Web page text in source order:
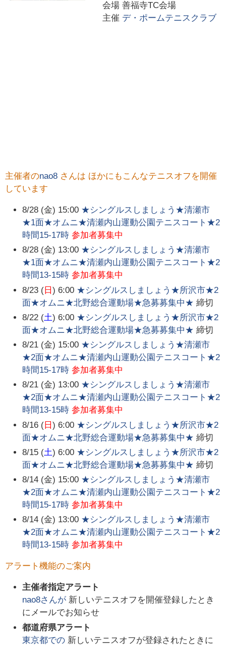
会場 善福寺TC会場
主催 デ・ポームテニスクラブ
主催者のnao8 さんは ほかにもこんなテニスオフを開催
しています
8/28 (金) 15:00 ★シングルスしましょう★清瀬市
★1面★オムニ★清瀬内山運動公園テニスコート★2
時間15-17時 参加者募集中
8/28 (金) 13:00 ★シングルスしましょう★清瀬市
★1面★オムニ★清瀬内山運動公園テニスコート★2
時間13-15時 参加者募集中
8/23 ( 日) 6:00 ★シングルスしましょう★所沢市★2
面★オムニ★北野総合運動場★急募募集中★ 締切
8/22 (土) 6:00 ★シングルスしましょう★所沢市★2
面★オムニ★北野総合運動場★急募募集中★ 締切
8/21 (金) 15:00 ★シングルスしましょう★清瀬市
★2面★オムニ★清瀬内山運動公園テニスコート★2
時間15-17時 参加者募集中
8/21 (金) 13:00 ★シングルスしましょう★清瀬市
★2面★オムニ★清瀬内山運動公園テニスコート★2
時間13-15時 参加者募集中
8/16 ( 日) 6:00 ★シングルスしましょう★所沢市★2
面★オムニ★北野総合運動場★急募募集中★ 締切
8/15 (土) 6:00 ★シングルスしましょう★所沢市★2
面★オムニ★北野総合運動場★急募募集中★ 締切
8/14 (金) 15:00 ★シングルスしましょう★清瀬市
★2面★オムニ★清瀬内山運動公園テニスコート★2
時間15-17時 参加者募集中
8/14 (金) 13:00 ★シングルスしましょう★清瀬市
★2面★オムニ★清瀬内山運動公園テニスコート★2
時間13-15時 参加者募集中
アラート機能のご案内
主催者指定アラート
nao8さんが 新しいテニスオフを開催登録したとき
にメールでお知らせ
都道府県アラート
東京都での 新しいテニスオフが登録されたときに